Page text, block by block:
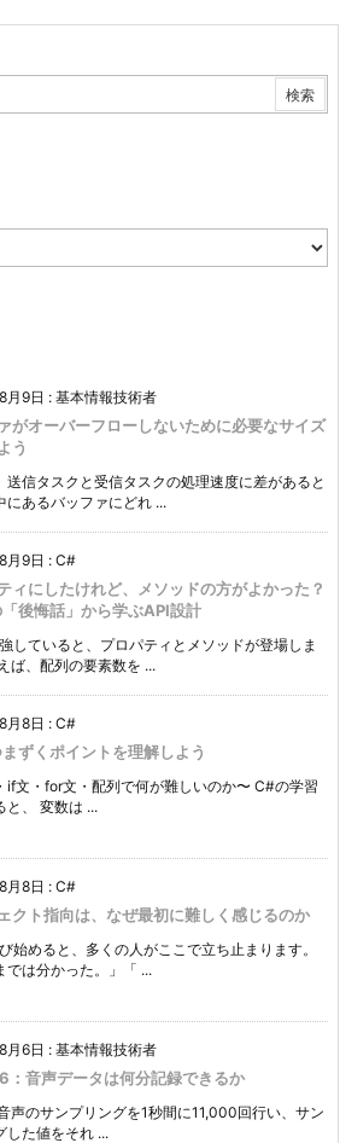
月9日 : 基本情報技術者
がオーバーフローしないために必要なサイズ
う
送信タスクと受信タスクの処理速度に差があると
にあるバッファにどれ ...
月9日 : C#
ィにしたけれど、メソッドの方がよかった？
後悔話」から学ぶAPI設計
していると、プロパティとメソッドが登場しま
ば、配列の要素数を ...
月8日 : C#
ずくポイントを理解しよう
if文・for文・配列で何が難しいのか〜 C#の学習
と、 変数は ...
月8日 : C#
クト指向は、なぜ最初に難しく感じるのか
始めると、多くの人がここで立ち止まります。
では分かった。」「 ...
月6日 : 基本情報技術者
：音声データは何分記録できるか
声のサンプリングを1秒間に11,000回行い、サン
した値をそれ ...